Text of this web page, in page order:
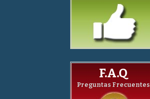
F.A.Q
Preguntas Frecuentes